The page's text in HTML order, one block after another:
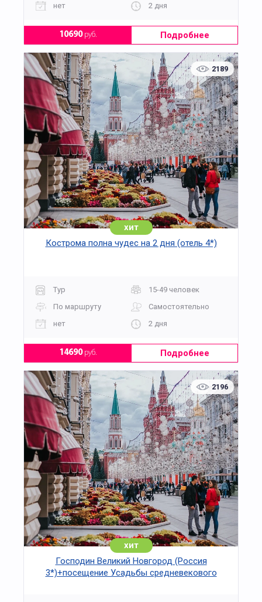
нет 2 дня
10690руб. Подробнее
2189
хит
Кострома полна чудес на 2 дня (отель 4*)
Тур
15-49 человек
По маршруту
Самостоятельно
нет
2 дня
14690руб. Подробнее
2196
хит
Господин Великий Новгород (Россия
3*)+посещение Усадьбы средневекового